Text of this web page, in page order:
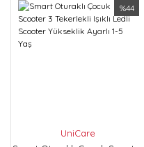
%44
UniCare